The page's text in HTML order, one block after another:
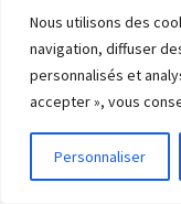
Nous utilisons des
navigation, diffuser
personnalisés et
accepter », vous
Personnaliser
2A route de la